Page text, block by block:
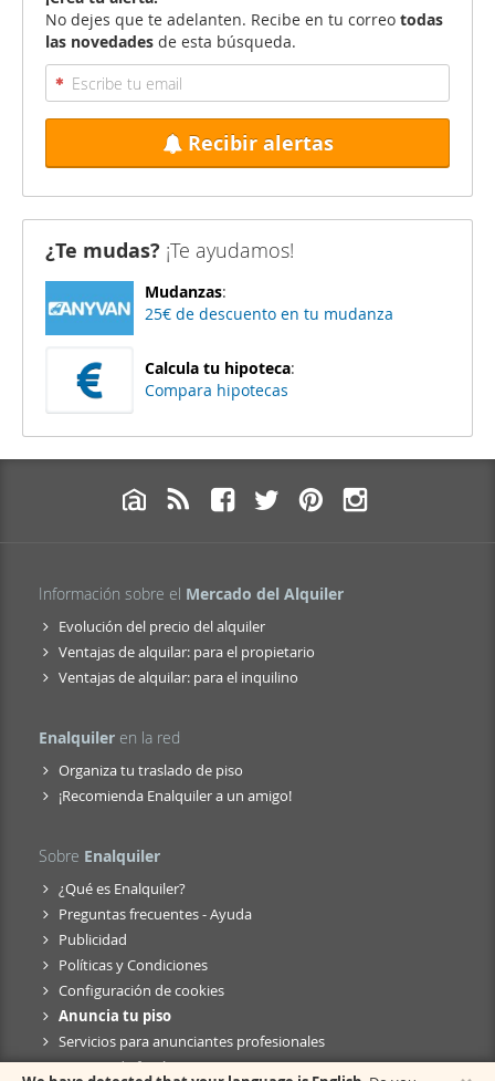
No dejes que te adelanten. Recibe en tu correo todas
las novedades de esta búsqueda.
Recibir alertas
¿Te mudas? ¡Te ayudamos!
Mudanzas:
25€ de descuento en tu mudanza
Calcula tu hipoteca:
Compara hipotecas
Información sobre el Mercado del Alquiler
Evolución del precio del alquiler
Ventajas de alquilar: para el propietario
Ventajas de alquilar: para el inquilino
Enalquiler en la red
Organiza tu traslado de piso
¡Recomienda Enalquiler a un amigo!
Sobre Enalquiler
¿Qué es Enalquiler?
Preguntas frecuentes - Ayuda
Publicidad
Políticas y Condiciones
Configuración de cookies
Anuncia tu piso
Servicios para anunciantes profesionales
Anuncio de fusión